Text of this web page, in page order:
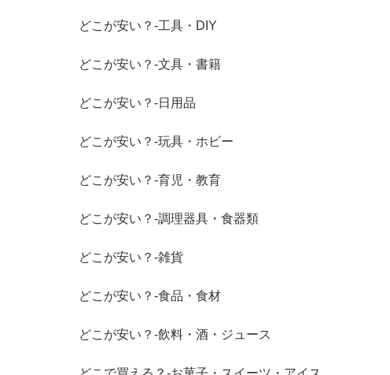
どこが安い？-工具・DIY
どこが安い？-文具・書籍
どこが安い？-日用品
どこが安い？-玩具・ホビー
どこが安い？-育児・教育
どこが安い？-調理器具・食器類
どこが安い？-雑貨
どこが安い？-食品・食材
どこが安い？-飲料・酒・ジュース